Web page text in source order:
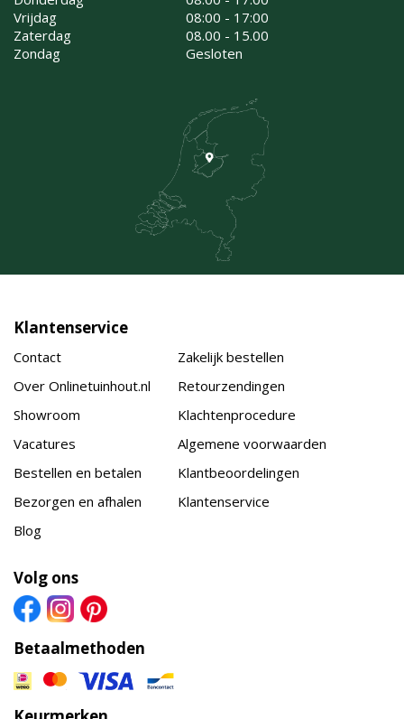
Vrijdag
08:00 - 17:00
Zaterdag
08.00 - 15.00
Zondag
Gesloten
Klantenservice
Contact
Over Onlinetuinhout.nl
Showroom
Vacatures
Bestellen en betalen
Bezorgen en afhalen
Blog
Zakelijk bestellen
Retourzendingen
Klachtenprocedure
Algemene voorwaarden
Klantbeoordelingen
Klantenservice
Volg ons
Betaalmethoden